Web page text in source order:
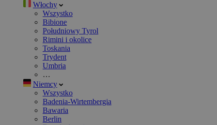
Włochy
Wszystko
Bibione
Południowy Tyrol
Rimini i okolice
Toskania
Trydent
Umbria
…
Niemcy
Wszystko
Badenia-Wirtembergia
Bawaria
Berlin